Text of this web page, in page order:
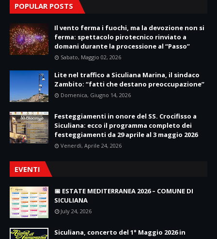
POPULAR POSTS
Il vento ferma i fuochi, ma la devozione non si
ferma: spettacolo pirotecnico rinviato a
domani durante la processione al “Passo”
Sabato, Maggio 02, 2026
Lite nel traffico a Siculiana Marina, il sindaco
Zambito: “fatti che destano preoccupazione”
Domenica, Giugno 14, 2026
Festeggiamenti in onore del SS. Crocifisso a
Siculiana: ecco il programma completo dei
festeggiamenti da 29 aprile al 3 maggio 2026
Venerdì, Aprile 24, 2026
EVENTI
📅 ESTATE MEDITERRANEA 2026 – COMUNE DI
SICULIANA
July 24, 2026
Siculiana, concerto del 1° Maggio 2026 in